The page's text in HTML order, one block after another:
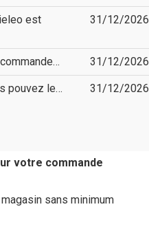
est
31/12/2026
31/12/2026
pouvez le… 31/12/2026
votre commande
sans minimum